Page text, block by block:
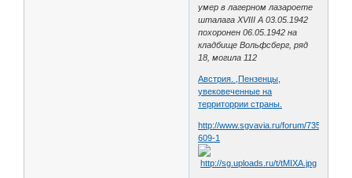
умер в лагерном лазароете
шталага XVIII A 03.05.1942
похоронен 06.05.1942 на
кладбище Вольфсберг, ряд
18, могила 112
Австрия. ,Пензенцы,
увековеченные на
территоррии страны.
http://www.sgvavia.ru/forum/735-
609-1